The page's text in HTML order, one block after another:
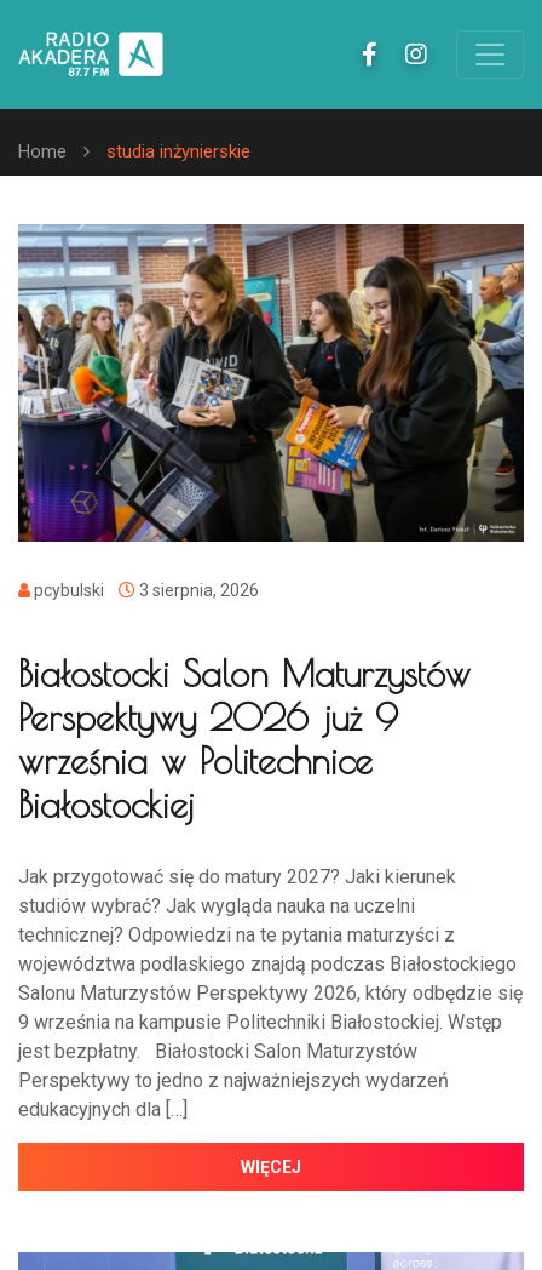
Home studia inżynierskie
pcybulski 3 sierpnia, 2026
Białostocki Salon Maturzystów
Perspektywy 2026 już 9
września w Politechnice
Białostockiej
Jak przygotować się do matury 2027? Jaki kierunek
studiów wybrać? Jak wygląda nauka na uczelni
technicznej? Odpowiedzi na te pytania maturzyści z
województwa podlaskiego znajdą podczas Białostockiego
Salonu Maturzystów Perspektywy 2026, który odbędzie się
9 września na kampusie Politechniki Białostockiej. Wstęp
jest bezpłatny. Białostocki Salon Maturzystów
Perspektywy to jedno z najważniejszych wydarzeń
edukacyjnych dla […]
WIĘCEJ